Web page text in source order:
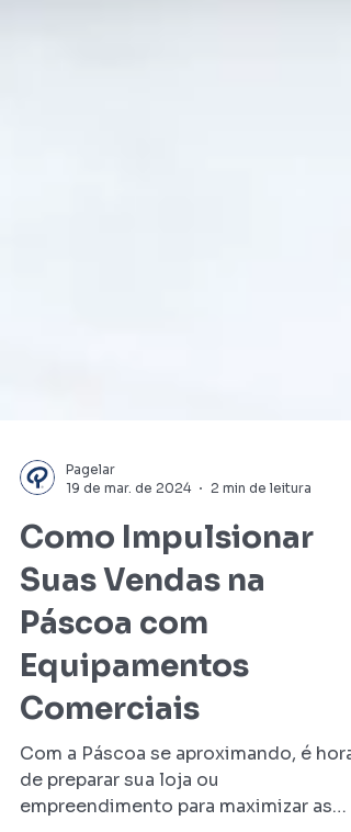
Pagelar
19 de mar. de 2024
2 min de leitura
Como Impulsionar
Suas Vendas na
Páscoa com
Equipamentos
Comerciais